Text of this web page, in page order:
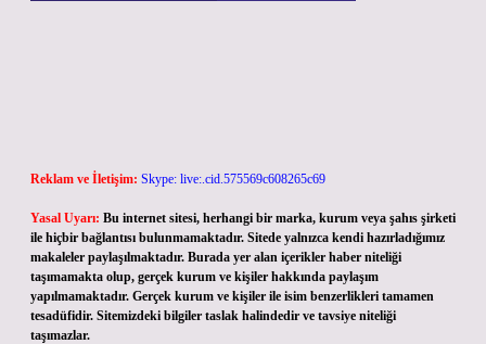
Reklam ve İletişim: Skype: live:.cid.575569c608265c69
Yasal Uyarı: Bu internet sitesi, herhangi bir marka, kurum veya şahıs şirketi
ile hiçbir bağlantısı bulunmamaktadır. Sitede yalnızca kendi hazırladığımız
makaleler paylaşılmaktadır. Burada yer alan içerikler haber niteliği
taşımamakta olup, gerçek kurum ve kişiler hakkında paylaşım
yapılmamaktadır. Gerçek kurum ve kişiler ile isim benzerlikleri tamamen
tesadüfidir. Sitemizdeki bilgiler taslak halindedir ve tavsiye niteliği
taşımazlar.